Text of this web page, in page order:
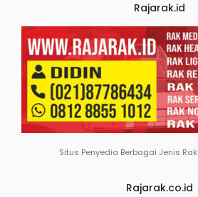
Rajarak.id
Situs Penyedia Berbagai Jenis Rak
Rajarak.co.id